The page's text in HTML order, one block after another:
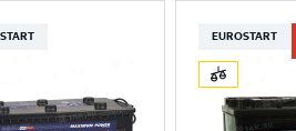
EUROSTART